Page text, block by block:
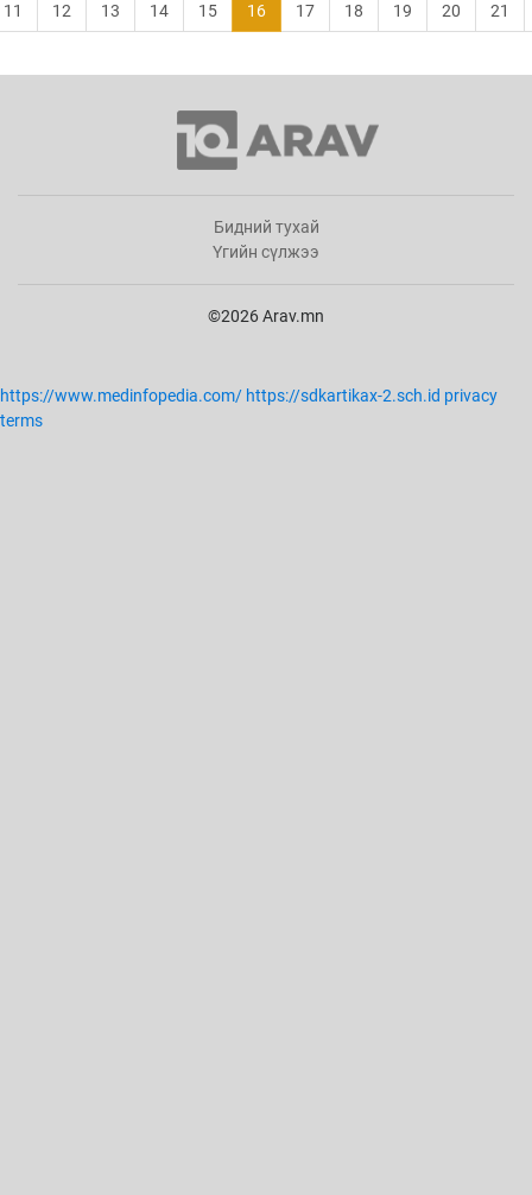
11 12 13 14 15 16 17 18 19 20 21
Бидний тухай
Үгийн сүлжээ
©2026 Arav.mn
https://www.medinfopedia.com/ https://sdkartikax-2.sch.id privacy
terms